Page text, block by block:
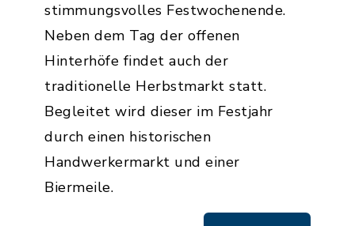
stimmungsvolles Festwochenende.
Neben dem Tag der offenen
Hinterhöfe findet auch der
traditionelle Herbstmarkt statt.
Begleitet wird dieser im Festjahr
durch einen historischen
Handwerkermarkt und einer
Biermeile.